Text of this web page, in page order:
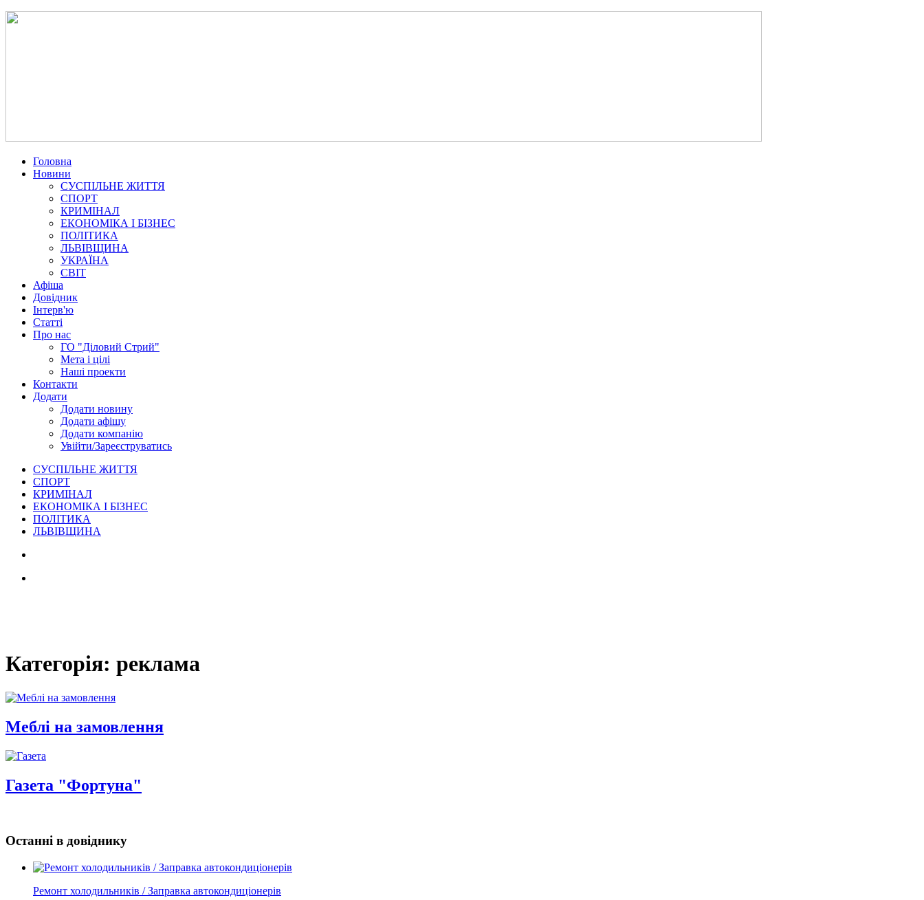
Головна
Новини
СУСПІЛЬНЕ ЖИТТЯ
СПОРТ
КРИМІНАЛ
ЕКОНОМІКА І БІЗНЕС
ПОЛІТИКА
ЛЬВІВЩИНА
УКРАЇНА
СВІТ
Афіша
Довідник
Інтерв'ю
Статті
Про нас
ГО "Діловий Стрий"
Мета і цілі
Наші проекти
Контакти
Додати
Додати новину
Додати афішу
Додати компанію
Увійти/Зареєструватись
СУСПІЛЬНЕ ЖИТТЯ
СПОРТ
КРИМІНАЛ
ЕКОНОМІКА І БІЗНЕС
ПОЛІТИКА
ЛЬВІВЩИНА
Категорія: реклама
Меблі на замовлення
Газета "Фортуна"
Останні в довіднику
Ремонт холодильників / Заправка автокондиціонерів